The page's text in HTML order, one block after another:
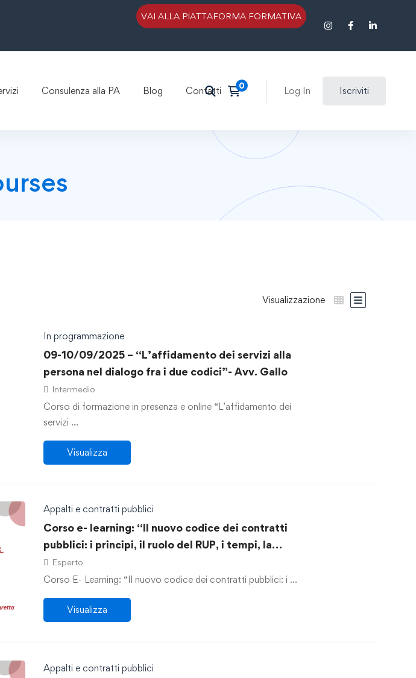
VAI ALLA PIATTAFORMA FORMATIVA
Consulenza alla PA Blog Contatti Log In Iscriviti
Visualizzazione
In programmazione
09-10/09/2025 – “L’affidamento dei servizi alla
persona nel dialogo fra i due codici”- Avv. Gallo
Intermedio
Corso di formazione in presenza e online “L’affidamento dei
servizi …
Visualizza
Appalti e contratti pubblici
Corso e- learning: “Il nuovo codice dei contratti
pubblici: i principi, il ruolo del RUP, i tempi, la
digitalizzazione dei contratti”.
Esperto
Corso E- Learning: “Il nuovo codice dei contratti pubblici: i …
Visualizza
Appalti e contratti pubblici